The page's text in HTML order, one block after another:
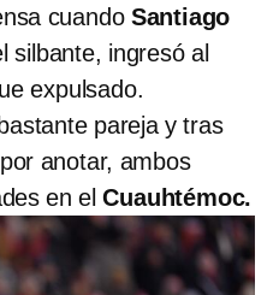
cuando Santiago
silbante, ingresó al
expulsado.
pareja y tras
anotar, ambos
en elCuauhtémoc.